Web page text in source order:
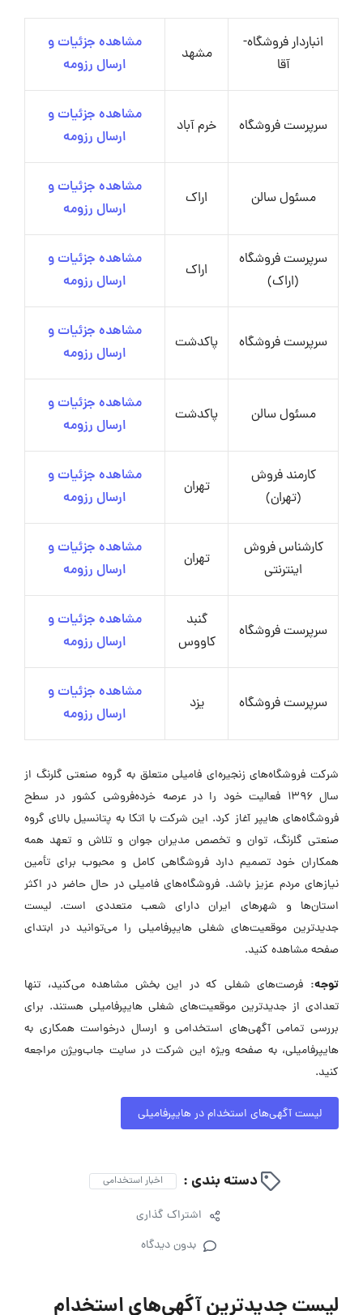
انباردار فروشگاه-
آقا
مشهد
مشاهده جزئیات و
ارسال رزومه
سرپرست فروشگاه خرم آباد
مشاهده جزئیات و
ارسال رزومه
مسئول سالن اراک
مشاهده جزئیات و
ارسال رزومه
سرپرست فروشگاه
(اراک)
اراک
مشاهده جزئیات و
ارسال رزومه
سرپرست فروشگاه پاکدشت
مشاهده جزئیات و
ارسال رزومه
مسئول سالن پاکدشت
مشاهده جزئیات و
ارسال رزومه
کارمند فروش
(تهران)
تهران
مشاهده جزئیات و
ارسال رزومه
کارشناس فروش
اینترنتی
تهران
مشاهده جزئیات و
ارسال رزومه
سرپرست فروشگاه
گنبد
کاووس
مشاهده جزئیات و
ارسال رزومه
سرپرست فروشگاه یزد
مشاهده جزئیات و
ارسال رزومه
شرکت فروشگاه‌های زنجیره‌ای فامیلی متعلق به گروه صنعتی گلرنگ از
سال ۱۳۹۶ فعالیت خود را در عرصه خرده‌فروشی کشور در سطح
فروشگاه‌های هایپر آغاز کرد. این شرکت با اتکا به پتانسیل بالای گروه
صنعتی گلرنگ، توان و تخصص مدیران جوان و تلاش و تعهد همه
همکاران خود تصمیم دارد فروشگاهی کامل و محبوب برای تأمین
نیازهای مردم عزیز باشد. فروشگاه‌های فامیلی در حال حاضر در اکثر
استان‌ها و شهرهای ایران دارای شعب متعددی است. لیست
جدیدترین موقعیت‌های شغلی هایپرفامیلی را می‌توانید در ابتدای
صفحه مشاهده کنید.
توجه: فرصت‌های شغلی که در این بخش مشاهده می‌کنید، تنها
تعدادی از جدیدترین موقعیت‌های شغلی هایپرفامیلی هستند. برای
بررسی تمامی آگهی‌های استخدامی و ارسال درخواست همکاری به
هایپرفامیلی، به صفحه ویژه این شرکت در سایت جاب‌ویژن مراجعه
کنید.
لیست آگهی‌های استخدام در هایپرفامیلی
دسته بندی : اخبار استخدامی
اشتراک گذاری
بدون دیدگاه
لیست جدیدترین آگهی‌های استخدام